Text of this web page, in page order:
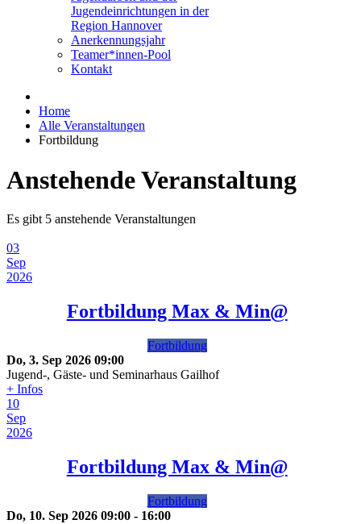
Jugendeinrichtungen in der
Region Hannover
Anerkennungsjahr
Teamer*innen-Pool
Kontakt
Home
Alle Veranstaltungen
Fortbildung
Anstehende Veranstaltung
Es gibt 5 anstehende Veranstaltungen
03
Sep
2026
Fortbildung Max & Min@
Fortbildung
Do, 3. Sep 2026 09:00
Jugend-, Gäste- und Seminarhaus Gailhof
+ Infos
10
Sep
2026
Fortbildung Max & Min@
Fortbildung
Do, 10. Sep 2026 09:00 - 16:00